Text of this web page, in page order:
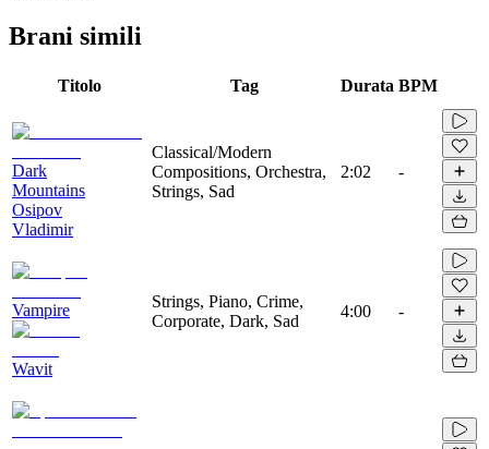
Brani simili
Titolo Tag Durata BPM
Dark
Mountains
Osipov
Vladimir
Classical/Modern
Compositions, Orchestra,
Strings, Sad
2:02 -
Vampire
Wavit
Strings, Piano, Crime,
Corporate, Dark, Sad
4:00 -